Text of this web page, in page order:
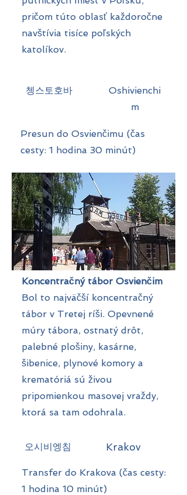
pričom túto oblasť každoročne
navštívia tisíce poľských
katolíkov.
​쳉스토호바
Oshivienchi
m
Presun do Osvienčimu (čas
cesty: 1 hodina 30 minút)
Koncentračný tábor Osvienčim
Bol to najväčší koncentračný
tábor v Tretej ríši. Opevnené
múry tábora, ostnatý drôt,
palebné plošiny, kasárne,
šibenice, plynové komory a
krematóriá sú živou
pripomienkou masovej vraždy,
ktorá sa tam odohrala.
오시비엥침 Krakov
Transfer do Krakova (čas cesty:
1 hodina 10 minút)